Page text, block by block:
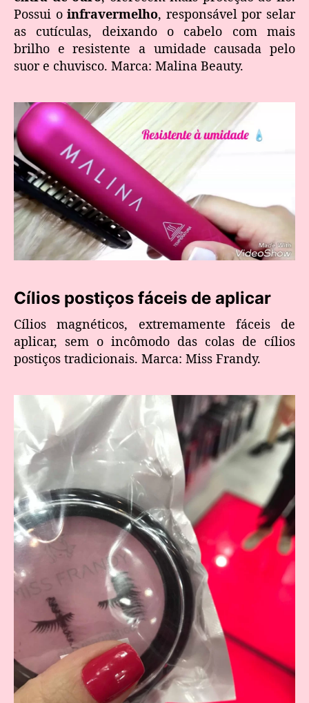
Possui oinfravermelho, responsável por selar
as cutículas, deixando o cabelo com mais
brilho e resistente a umidade causada pelo
suor e chuvisco. Marca: Malina Beauty.
Cílios postiços fáceis de aplicar
Cílios magnéticos, extremamente fáceis de
aplicar, sem o incômodo das colas de cílios
postiços tradicionais. Marca: Miss Frandy.